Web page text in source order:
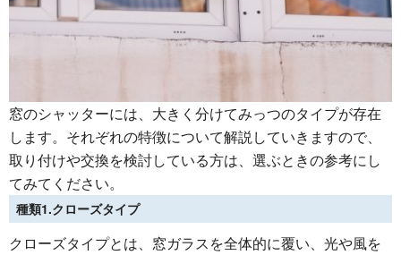
窓のシャッターには、大きく分けてみっつのタイプが存在
します。それぞれの特徴について解説していきますので、
取り付けや交換を検討している方は、選ぶときの参考にし
てみてください。
種類1.クローズタイプ
クローズタイプとは、窓ガラスを全体的に覆い、光や風を